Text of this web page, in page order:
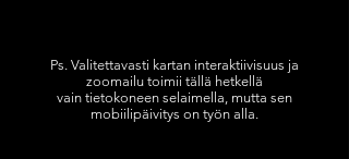
Ps. Valitettavasti kartan interaktiivisuus ja
zoomailu toimii tällä hetkellä
vain tietokoneen selaimella, mutta sen
mobiilipäivitys on työn alla.